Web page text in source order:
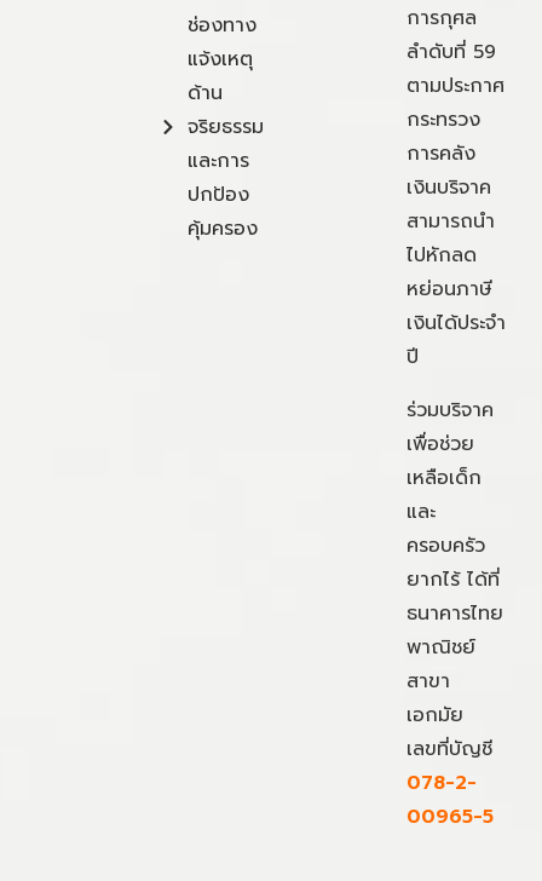
ช่องทาง
แจ้งเหตุ
ด้าน
จริยธรรม
และการ
ปกป้อง
คุ้มครอง
การกุศล
ลำดับที่ 59
ตามประกาศ
กระทรวง
การคลัง
เงินบริจาค
สามารถนำ
ไปหักลด
หย่อนภาษี
เงินได้ประจำ
ปี
ร่วมบริจาค
เพื่อช่วย
เหลือเด็ก
และ
ครอบครัว
ยากไร้ ได้ที่
ธนาคารไทย
พาณิชย์
สาขา
เอกมัย
เลขที่บัญชี
078-2-
00965-5